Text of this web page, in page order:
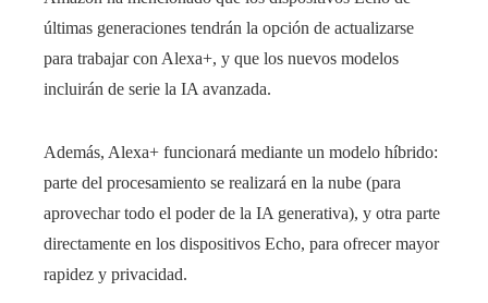
últimas generaciones tendrán la opción de actualizarse
para trabajar con Alexa+, y que los nuevos modelos
incluirán de serie la IA avanzada.
Además, Alexa+ funcionará mediante un modelo híbrido:
parte del procesamiento se realizará en la nube (para
aprovechar todo el poder de la IA generativa), y otra parte
directamente en los dispositivos Echo, para ofrecer mayor
rapidez y privacidad.